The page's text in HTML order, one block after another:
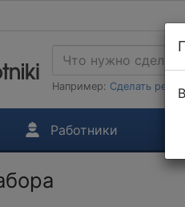
Например: Сделать
Работники